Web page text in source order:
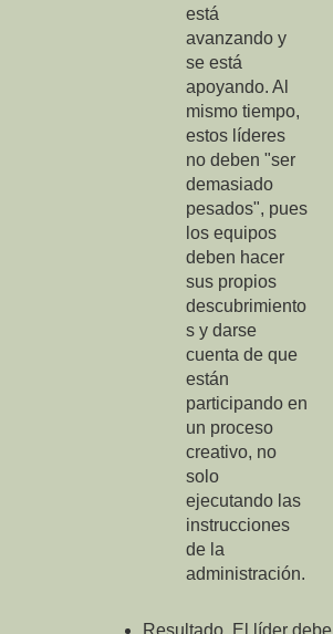
está
avanzando y
se está
apoyando. Al
mismo tiempo,
estos líderes
no deben "ser
demasiado
pesados", pues
los equipos
deben hacer
sus propios
descubrimiento
s y darse
cuenta de que
están
participando en
un proceso
creativo, no
solo
ejecutando las
instrucciones
de la
administración.